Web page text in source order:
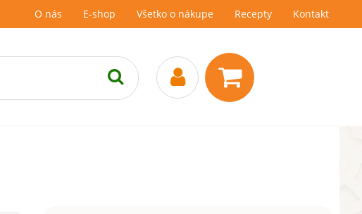
O nás E-shop Všetko o nákupe Recepty Kontakt